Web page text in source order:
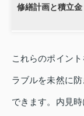
修繕計画と積立金
これらのポイン
ラブルを未然に
できます。内見